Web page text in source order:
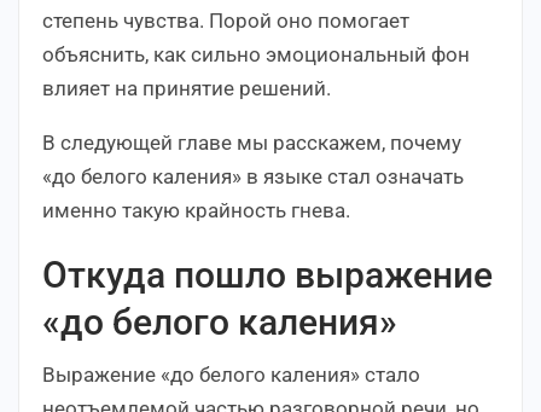
степень чувства. Порой оно помогает
объяснить, как сильно эмоциональный фон
влияет на принятие решений.
В следующей главе мы расскажем, почему
«до белого каления» в языке стал означать
именно такую крайность гнева.
Откуда пошло выражение
«до белого каления»
Выражение «до белого каления» стало